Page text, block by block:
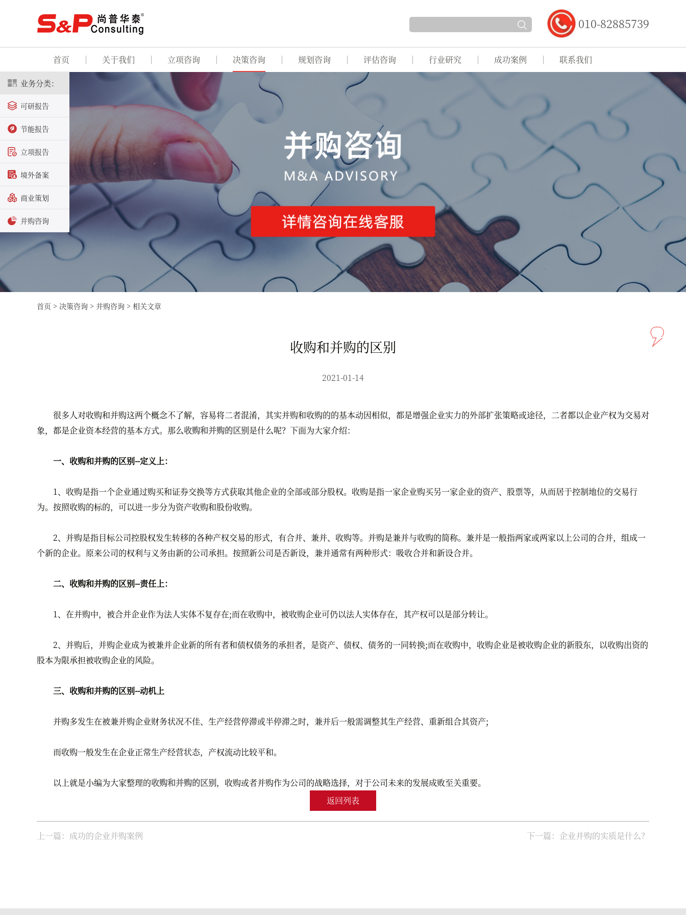
业务分类：
可研报告
节能报告
立项报告
境外备案
商业策划
并购咨询
010-82885739
首页 关于我们 立项咨询 决策咨询 规划咨询 评估咨询 行业研究 成功案例 联系我们
首页 > 决策咨询 > 并购咨询 > 相关文章
收购和并购的区别
2021-01-14
很多人对收购和并购这两个概念不了解，容易将二者混淆，其实并购和收购的的基本动因相似，都是增强企业实力的外部扩张策略或途径，二者都以企业产权为交易对
象，都是企业资本经营的基本方式。那么收购和并购的区别是什么呢？下面为大家介绍：
一、收购和并购的区别--定义上：
1、收购是指一个企业通过购买和证券交换等方式获取其他企业的全部或部分股权。收购是指一家企业购买另一家企业的资产、股票等，从而居于控制地位的交易行
为。按照收购的标的，可以进一步分为资产收购和股份收购。
2、并购是指目标公司控股权发生转移的各种产权交易的形式，有合并、兼并、收购等。并购是兼并与收购的简称。兼并是一般指两家或两家以上公司的合并，组成一
个新的企业。原来公司的权利与义务由新的公司承担。按照新公司是否新设，兼并通常有两种形式：吸收合并和新设合并。
二、收购和并购的区别--责任上：
1、在并购中，被合并企业作为法人实体不复存在;而在收购中，被收购企业可仍以法人实体存在，其产权可以是部分转让。
2、并购后，并购企业成为被兼并企业新的所有者和债权债务的承担者，是资产、债权、债务的一同转换;而在收购中，收购企业是被收购企业的新股东，以收购出资的
股本为限承担被收购企业的风险。
三、收购和并购的区别--动机上
并购多发生在被兼并购企业财务状况不佳、生产经营停滞或半停滞之时，兼并后一般需调整其生产经营、重新组合其资产;
而收购一般发生在企业正常生产经营状态，产权流动比较平和。
以上就是小编为大家整理的收购和并购的区别，收购或者并购作为公司的战略选择，对于公司未来的发展成败至关重要。
返回列表
上一篇：成功的企业并购案例 下一篇：企业并购的实质是什么？